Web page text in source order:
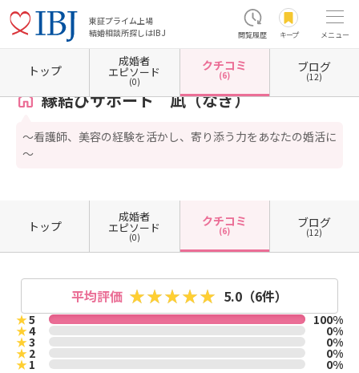
東証プライム上場
結婚相談所探しはIBJ
閲覧履歴 キープ メニュー
ホーム 滋賀県の結婚相談所 滋賀県大津市 縁結びサポート 凪（なぎ） クチコミ一覧
縁結びサポート 凪（なぎ）
～看護師、美容の経験を活かし、寄り添う力をあなたの婚活に
～
トップ
成婚者
エピソード
(0)
クチコミ
(6)
ブログ
(12)
トップ
成婚者
エピソード
(0)
クチコミ
(6)
ブログ
(12)
平均評価 5.0 （6件）
★5 100%
★4 0%
★3 0%
★2 0%
★1 0%